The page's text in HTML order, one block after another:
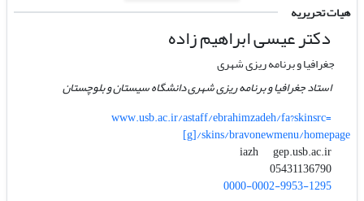
هیات تحریریه
دکتر عیسی ابراهیم زاده
جغرافیا و برنامه ریزی شهری
استاد جغرافیا و برنامه ریزی شهری دانشگاه سیستان و بلوچستان
www.usb.ac.ir/astaff/ebrahimzadeh/fa?skinsrc=
[g]/skins/bravonewmenu/homepage
iazh
gep.usb.ac.ir
05431136790
0000-0002-9953-1295